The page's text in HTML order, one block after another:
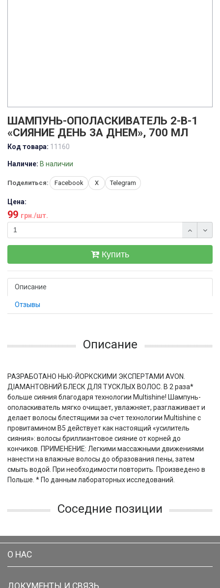
ШАМПУНЬ-ОПОЛАСКИВАТЕЛЬ 2-В-1
«СИЯНИЕ ДЕНЬ ЗА ДНЕМ», 700 МЛ
Код товара: 11160
Наличие: В наличии
Поделиться: Facebook X Telegram
Цена:
99 грн./шт.
Купить
Описание
Отзывы
Описание
РАЗРАБОТАНО НЬЮ-ЙОРКСКИМИ ЭКСПЕРТАМИ AVON.
ДІАМАНТОВНИЙ БЛЕСК ДЛЯ ТУСКЛЫХ ВОЛОС. В 2 раза*
больше сияния благодаря технологии Multishine! Шампунь-
ополаскиватель мягко очищает, увлажняет, разглаживает и
делает волосы блестящими за счет технологии Multishine с
провитамином В5 действует как настоящий «усилитель
сияния»: волосы бриллиантовое сияние от корней до
кончиков. ПРИМЕНЕНИЕ: Легкими массажными движениями
нанести на влажные волосы до образования пены, затем
смыть водой. При необходимости повторить. Произведено в
Польше. * По данным лабораторных исследований.
Соседние позиции
О НАС
ДОКУМЕНТЫ И СВЯЗЬ